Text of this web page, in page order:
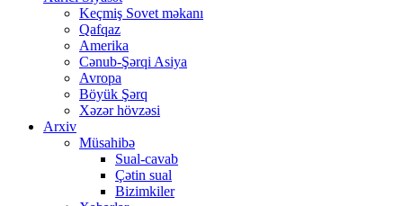
Keçmiş Sovet məkanı
Qafqaz
Amerika
Cənub-Şərqi Asiya
Avropa
Böyük Şərq
Xəzər hövzəsi
Arxiv
Müsahibə
Sual-cavab
Çətin sual
Bizimkiler